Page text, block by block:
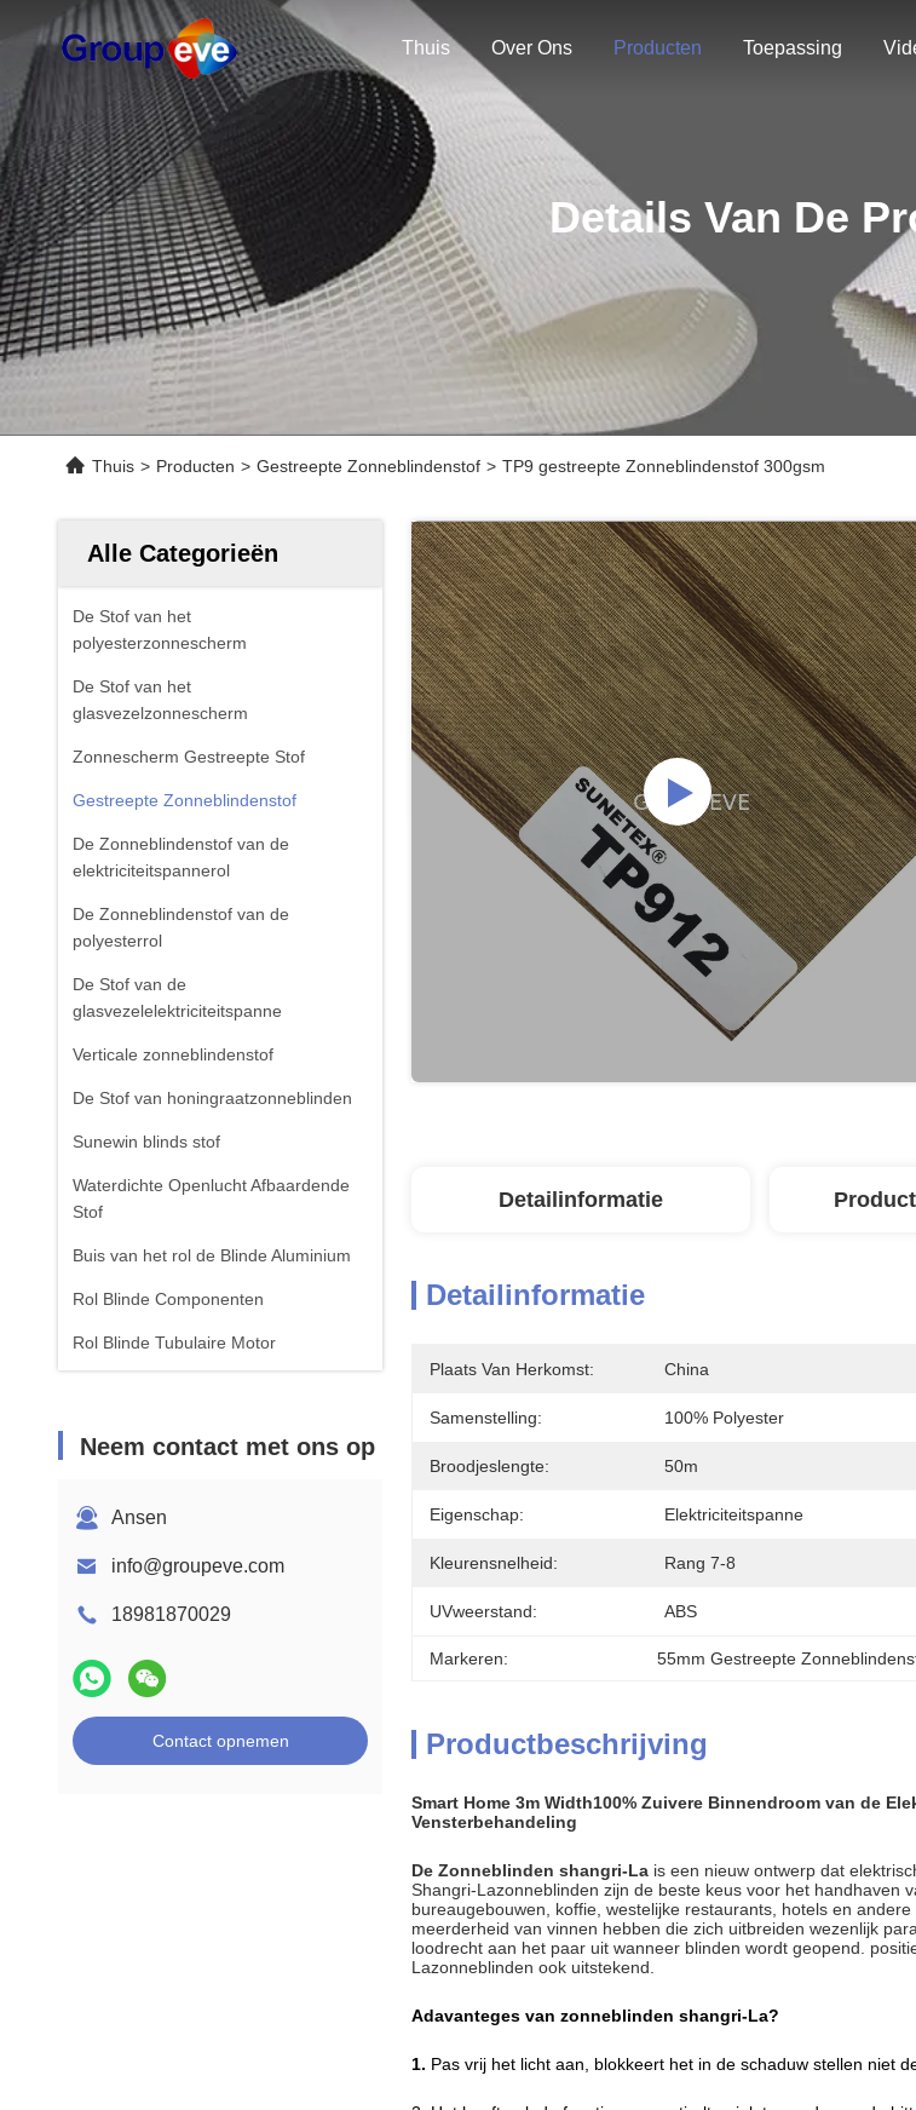
Thuis Over Ons Producten Toepassing
Details Van De
Thuis > Producten > Gestreepte Zonneblindenstof > TP9 gestreepte Zonneblindenstof 300gsm
Alle Categorieën
De Stof van het
polyesterzonnescherm
De Stof van het
glasvezelzonnescherm
Zonnescherm Gestreepte Stof
Gestreepte Zonneblindenstof
De Zonneblindenstof van de
elektriciteitspannerol
De Zonneblindenstof van de
polyesterrol
De Stof van de
glasvezelelektriciteitspanne
Verticale zonneblindenstof
De Stof van honingraatzonneblinden
Sunewin blinds stof
Waterdichte Openlucht Afbaardende
Stof
Buis van het rol de Blinde Aluminium
Rol Blinde Componenten
Rol Blinde Tubulaire Motor
Neem contact met ons op
Ansen
info@groupeve.com
18981870029
Contact opnemen
Detailinformatie
Detailinformatie
Plaats Van Herkomst: China
Samenstelling: 100% Polyester
Broodjeslengte: 50m
Eigenschap: Elektriciteitspanne
Kleurensnelheid: Rang 7-8
UVweerstand: ABS
Markeren: 55mm Gestreepte
Productbeschrijving
Smart Home 3m Width100% Zuivere Binnendroom van de
Vensterbehandeling
De Zonneblinden shangri-La is een nieuw ontwerp dat
Shangri-Lazonneblinden zijn de beste keus voor het handhaven
bureaugebouwen, koffie, westelijke restaurants, hotels en
meerderheid van vinnen hebben die zich uitbreiden wezenlijk
loodrecht aan het paar uit wanneer blinden wordt geopend.
Lazonneblinden ook uitstekend.
Adavanteges van zonneblinden shangri-La?
1. Pas vrij het licht aan, blokkeert het in de schaduw stellen niet